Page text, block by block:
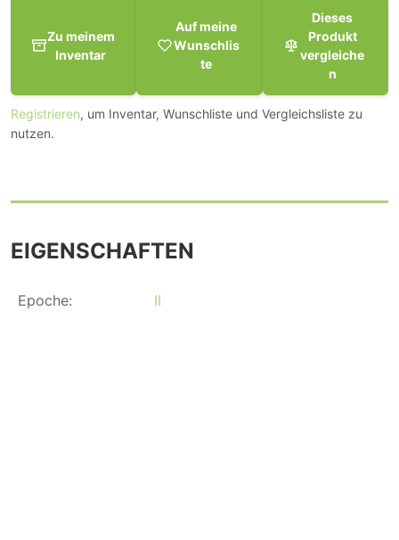
Zu meinem
Inventar
Auf meine
Wunschlis
te
Dieses
Produkt
vergleiche
n
Registrieren, um Inventar, Wunschliste und Vergleichsliste zu
nutzen.
EIGENSCHAFTEN
Epoche: II